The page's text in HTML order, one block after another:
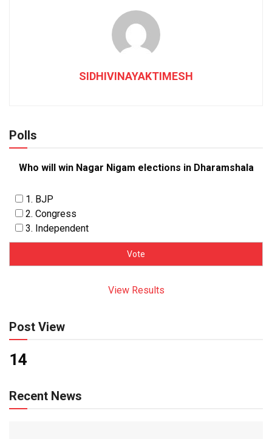
SIDHIVINAYAKTIMESH
Polls
Who will win Nagar Nigam elections in Dharamshala
1. BJP
2. Congress
3. Independent
View Results
Post View
14
Recent News